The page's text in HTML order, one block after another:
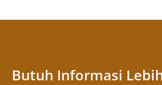
Butuh Informasi